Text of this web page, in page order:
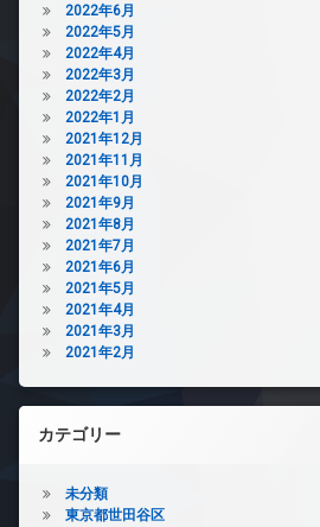
2022年6月
2022年5月
2022年4月
2022年3月
2022年2月
2022年1月
2021年12月
2021年11月
2021年10月
2021年9月
2021年8月
2021年7月
2021年6月
2021年5月
2021年4月
2021年3月
2021年2月
カテゴリー
未分類
東京都世田谷区